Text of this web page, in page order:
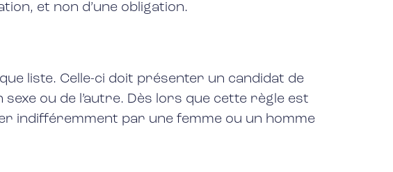
et non d’une obligation.
liste. Celle-ci doit présenter un candidat de
sexe ou de l’autre. Dès lors que cette règle est
indifféremment par une femme ou un homme